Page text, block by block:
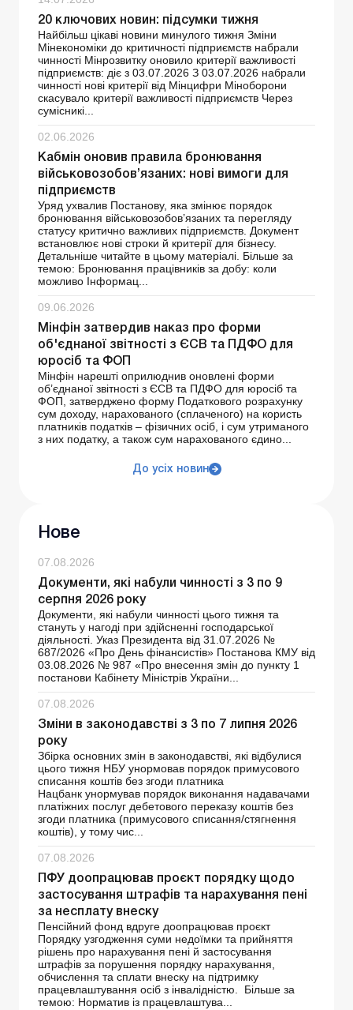
20 ключових новин: підсумки тижня
Найбільш цікаві новини минулого тижня Зміни
Мінекономіки до критичності підприємств набрали
чинності Мінрозвитку оновило критерії важливості
підприємств: діє з 03.07.2026 З 03.07.2026 набрали
чинності нові критерії від Мінцифри Міноборони
скасувало критерії важливості підприємств Через
сумісникі...
02.06.2026
Кабмін оновив правила бронювання
військовозобов’язаних: нові вимоги для
підприємств
Уряд ухвалив Постанову, яка змінює порядок
бронювання військовозобов’язаних та перегляду
статусу критично важливих підприємств. Документ
встановлює нові строки й критерії для бізнесу.
Детальніше читайте в цьому матеріалі. Більше за
темою: Бронювання працівників за добу: коли
можливо Інформац...
09.06.2026
Мінфін затвердив наказ про форми
об'єднаної звітності з ЄСВ та ПДФО для
юросіб та ФОП
Мінфін нарешті оприлюднив оновлені форми
об’єднаної звітності з ЄСВ та ПДФО для юросіб та
ФОП, затверджено форму Податкового розрахунку
сум доходу, нарахованого (сплаченого) на користь
платників податків – фізичних осіб, і сум утриманого
з них податку, а також сум нарахованого єдино...
До усіх новин
Нове
07.08.2026
Документи, які набули чинності з 3 по 9
серпня 2026 року
Документи, які набули чинності цього тижня та
стануть у нагоді при здійсненні господарської
діяльності. Указ Президента від 31.07.2026 №
687/2026 «Про День фінансистів» Постанова КМУ від
03.08.2026 № 987 «Про внесення змін до пункту 1
постанови Кабінету Міністрів України...
07.08.2026
Зміни в законодавстві з 3 по 7 липня 2026
року
Збірка основних змін в законодавстві, які відбулися
цього тижня НБУ унормовав порядок примусового
списання коштів без згоди платника
Нацбанк унормував порядок виконання надавачами
платіжних послуг дебетового переказу коштів без
згоди платника (примусового списання/стягнення
коштів), у тому чис...
07.08.2026
ПФУ доопрацював проєкт порядку щодо
застосування штрафів та нарахування пені
за несплату внеску
Пенсійний фонд вдруге доопрацював проєкт
Порядку узгодження суми недоїмки та прийняття
рішень про нарахування пені й застосування
штрафів за порушення порядку нарахування,
обчислення та сплати внеску на підтримку
працевлаштування осіб з інвалідністю. Більше за
темою: Норматив із працевлаштува...